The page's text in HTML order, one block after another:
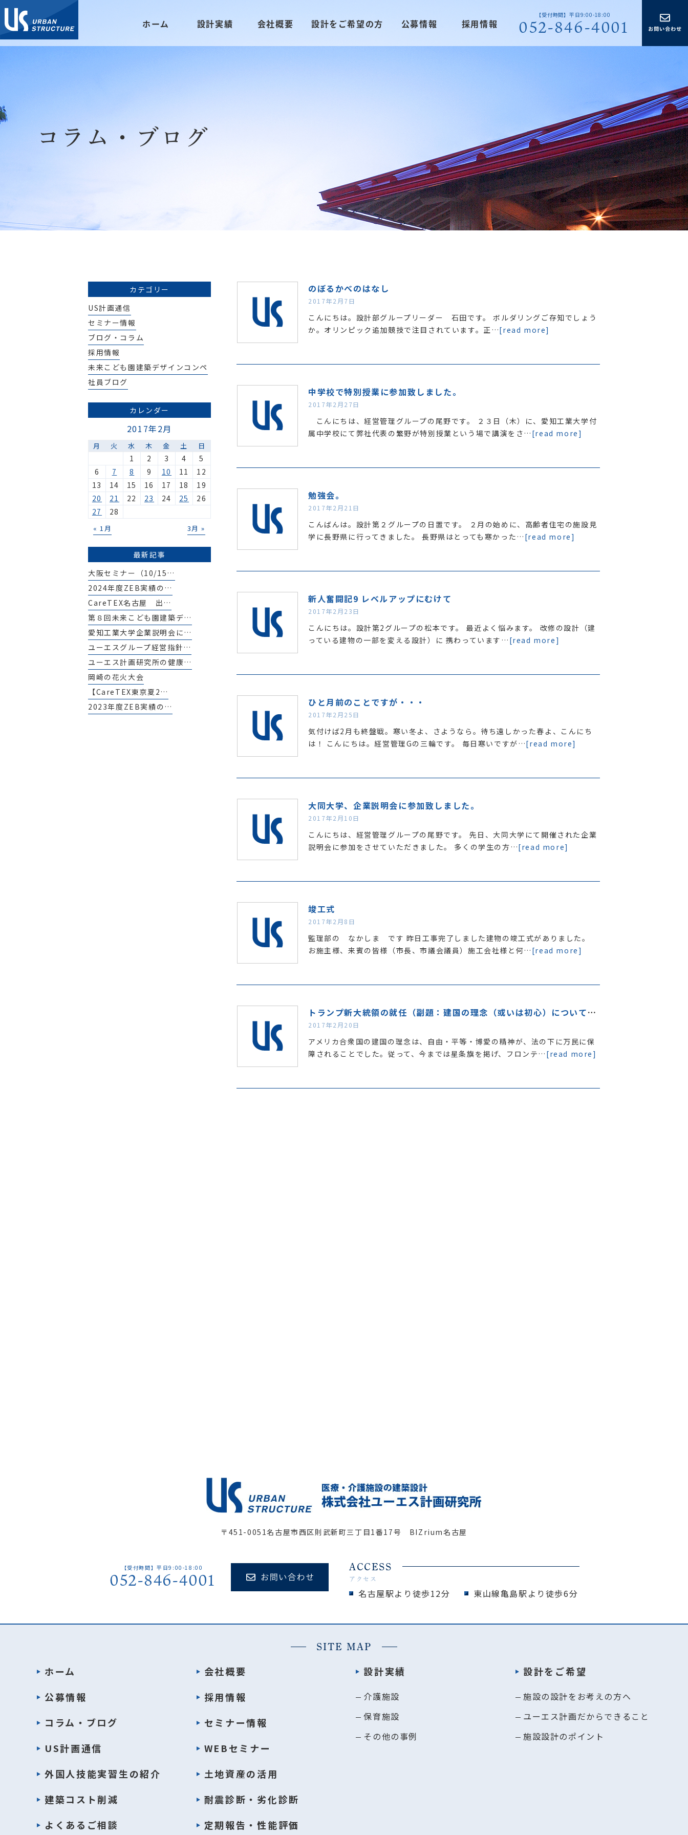
ホーム 設計実績 会社概要 設計をご希望の方 公募情報 採用情報
【受付時間】平日9:00-18:00
052-846-4001
コラム・ブログ
のぼるかべのはなし
2017年2月7日
こんにちは。設計部グループリーダー 石田です。 ボルダリングご存知でしょう
か。 ​オリンピック追加競技で注目されています。 ​正…[read more]
中学校で特別授業に参加致しました。
2017年2月27日
こんにちは、経営管理グループの尾野です。 ２３日（木）に、愛知工業大学付
属中学校にて弊社代表の繁野が特別授業という場で講演をさ… [read more]
勉強会。
2017年2月21日
こんばんは。設計第２グループの日置です。 ２月の始めに、高齢者住宅の施設見
学に長野県に行ってきました。 長野県はとっても寒かった… [read more]
新人奮闘記9 レベルアップにむけて
2017年2月23日
こんにちは。設計第2グループの松本です。 最近よく悩みます。 改修の設計（建
っている建物の一部を変える設計）に 携わっています… [read more]
ひと月前のことですが・・・
2017年2月25日
気付けば2月も終盤戦。寒い冬よ、さようなら。待ち遠しかった春よ、こんにち
は！ こんにちは。経営管理Gの三輪です。 毎日寒いですが…[read more]
大同大学、企業説明会に参加致しました。
2017年2月10日
こんにちは、経営管理グループの尾野です。 先日、大同大学にて開催された企業
説明会に参加をさせていただきました。 多くの学生の方…[read more]
竣工式
2017年2月8日
監理部の なかしま です 昨日工事完了しました建物の竣工式がありました。
お施主様、来賓の皆様（市長、市議会議員）施工会社様と何… [read more]
トランプ新大統領の就任（副題：建国の理念（或いは初心）について思うこと）
2017年2月20日
アメリカ合衆国の建国の理念は、自由・平等・博愛の精神が、法の下に万民に保
障されることでした。従って、今までは星条旗を掲げ、フロンテ… [read more]
カテゴリー
US計画通信
セミナー情報
ブログ・コラム
採用情報
未来こども園建築デザインコンペ
社員ブログ
カレンダー
2017年2月
月 火 水 木 金 土 日
« 1月 3月 »
1 2 3 4
5
6
7 8 9 10 11
12
13
14 15 16 17 18
19
20
21 22 23 24 25
26
27
28
最新記事
大阪セミナー（10/15…
2024年度ZEB実績の…
CareTEX名古屋 出…
第８回未来こども園建築デ…
愛知工業大学企業説明会に…
ユーエスグループ経営指針…
ユーエス計画研究所の健康…
岡崎の花火大会
【CareTEX東京夏2…
2023年度ZEB実績の…
〒451-0051名古屋市西区則武新町三丁目1番17号 BIZrium名古屋
【受付時間】平日9:00-18:00
052-846-4001
ACCESS
アクセス
名古屋駅より徒歩12分 東山線亀島駅より徒歩6分
SITE MAP
ホーム
公募情報
コラム・ブログ
US計画通信
外国人技能実習生の紹介
建築コスト削減
よくあるご相談
会社概要
採用情報
セミナー情報
WEBセミナー
土地資産の活用
耐震診断・劣化診断
定期報告・性能評価
設計実績
介護施設
保育施設
その他の事例
設計をご希望
施設の設計をお考えの方へ
ユーエス計画だからできること
施設設計のポイント